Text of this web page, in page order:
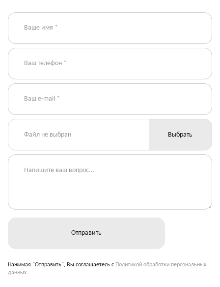
Файл не выбран Выбрать
Нажимая "Отправить", Вы соглашаетесь с Политикой обработки персональных
данных.